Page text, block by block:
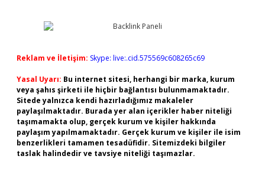
Reklam ve İletişim: Skype: live:.cid.575569c608265c69
Yasal Uyarı: Bu internet sitesi, herhangi bir marka, kurum
veya şahıs şirketi ile hiçbir bağlantısı bulunmamaktadır.
Sitede yalnızca kendi hazırladığımız makaleler
paylaşılmaktadır. Burada yer alan içerikler haber niteliği
taşımamakta olup, gerçek kurum ve kişiler hakkında
paylaşım yapılmamaktadır. Gerçek kurum ve kişiler ile isim
benzerlikleri tamamen tesadüfidir. Sitemizdeki bilgiler
taslak halindedir ve tavsiye niteliği taşımazlar.